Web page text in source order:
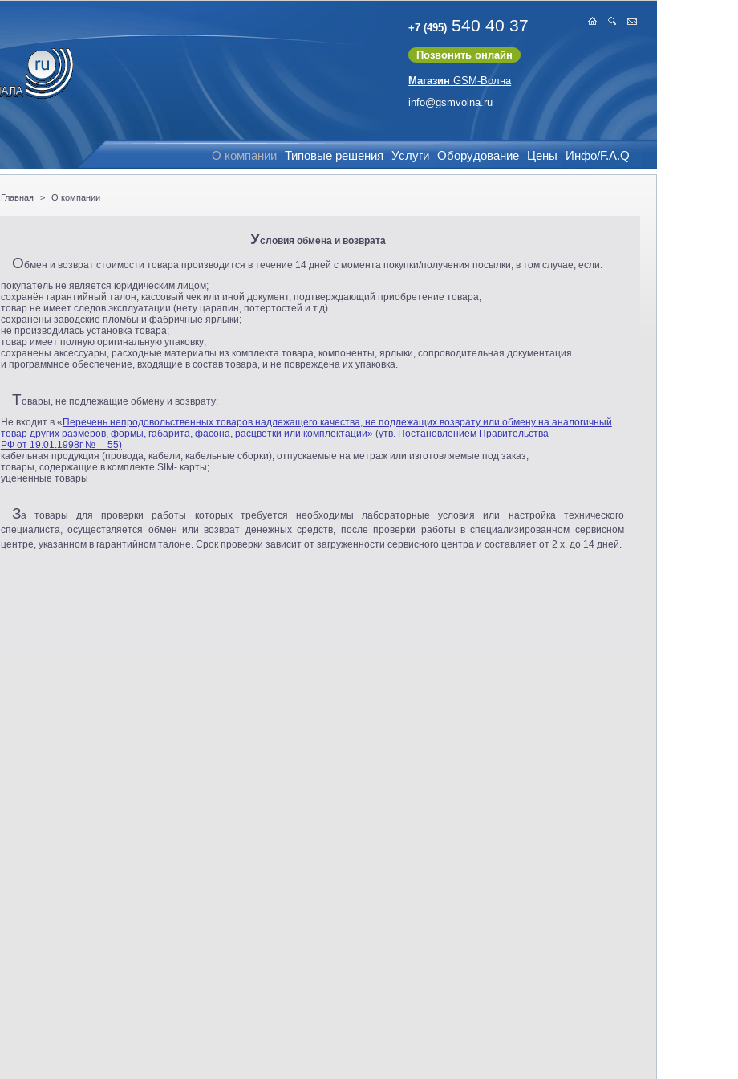
+7 (495) 540 40 37
Позвонить онлайн
Магазин GSM-Волна
info@gsmvolna.ru
О компании Типовые решения Услуги Оборудование Цены Инфо/F.A.Q
Главная > О компании
Условия обмена и возврата
Обмен и возврат стоимости товара производится в течение 14 дней с момента покупки/получения посылки, в том случае, если:
покупатель не является юридическим лицом;
сохранён гарантийный талон, кассовый чек или иной документ, подтверждающий приобретение товара;
товар не имеет следов эксплуатации (нету царапин, потертостей и т.д)
сохранены заводские пломбы и фабричные ярлыки;
не производилась установка товара;
товар имеет полную оригинальную упаковку;
сохранены аксессуары, расходные материалы из комплекта товара, компоненты, ярлыки, сопроводительная документация
и программное обеспечение, входящие в состав товара, и не повреждена их упаковка.
Товары, не подлежащие обмену и возврату:
Не входит в « Перечень непродовольственных товаров надлежащего качества, не подлежащих возврату или обмену на аналогичный
товар других размеров, формы, габарита, фасона, расцветки или комплектации» (утв. Постановлением Правительства
РФ от 19.01.1998г № 55)
кабельная продукция (провода, кабели, кабельные сборки), отпускаемые на метраж или изготовляемые под заказ;
товары, содержащие в комплекте SIM- карты;
уцененные товары
За товары для проверки работы которых требуется необходимы лабораторные условия или настройка технического
специалиста, осуществляется обмен или возврат денежных средств, после проверки работы в специализированном сервисном
центре, указанном в гарантийном талоне. Срок проверки зависит от загруженности сервисного центра и составляет от 2 х, до 14 дней.